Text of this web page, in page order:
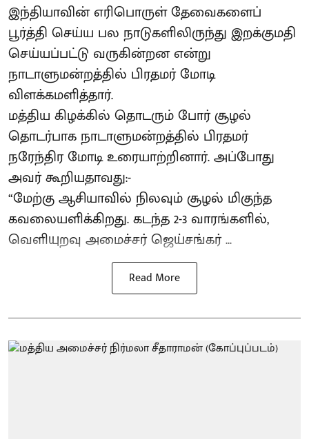
இந்தியாவின் எரிபொருள் தேவைகளைப்
பூர்த்தி செய்ய பல நாடுகளிலிருந்து இறக்குமதி
செய்யப்பட்டு வருகின்றன என்று
நாடாளுமன்றத்தில் பிரதமர் மோடி
விளக்கமளித்தார்.
மத்திய கிழக்கில் தொடரும் போர் சூழல்
தொடர்பாக நாடாளுமன்றத்தில் பிரதமர்
நரேந்திர மோடி உரையாற்றினார். அப்போது
அவர் கூறியதாவது:-
“மேற்கு ஆசியாவில் நிலவும் சூழல் மிகுந்த
கவலையளிக்கிறது. கடந்த 2-3 வாரங்களில்,
வெளியுறவு அமைச்சர் ஜெய்சங்கர் ...
Read More